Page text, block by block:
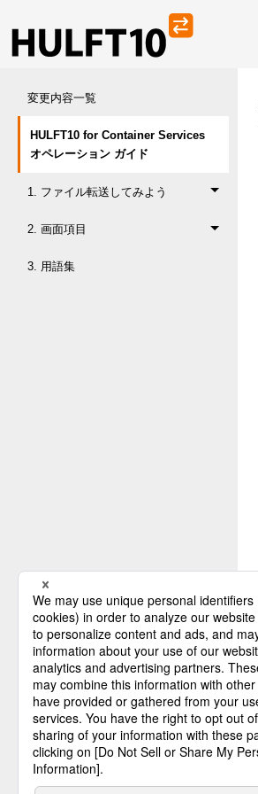
変更内容一覧
HULFT10 for Container Services
オペレーション ガイド
1. ファイル転送してみよう
2. 画面項目
3. 用語集